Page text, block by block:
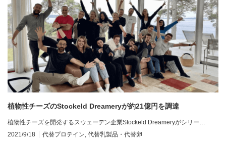
植物性チーズのStockeld Dreameryが約21億円を調達
植物性チーズを開発するスウェーデン企業Stockeld Dreameryがシリー…
2021/9/18
代替プロテイン, 代替乳製品・代替卵